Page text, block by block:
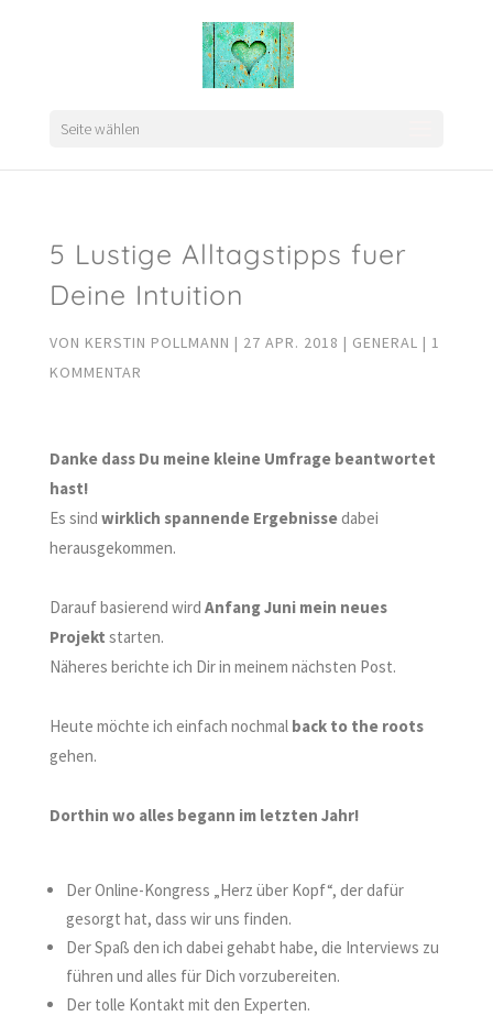
Seite wählen
5 Lustige Alltagstipps fuer
Deine Intuition
VON KERSTIN POLLMANN | 27 APR. 2018 | GENERAL | 1
KOMMENTAR
Danke dass Du meine kleine Umfrage beantwortet
hast!
Es sind wirklich spannende Ergebnissedabei
herausgekommen.
Darauf basierend wird Anfang Juni mein neues
Projekt starten.
Näheres berichte ich Dir in meinem nächsten Post.
Heute möchte ich einfach nochmal back to the roots
gehen.
Dorthin wo alles begann im letzten Jahr!
Der Online-Kongress „Herz über Kopf“, der dafür
gesorgt hat, dass wir uns finden.
Der Spaß den ich dabei gehabt habe, die Interviews zu
führen und alles für Dich vorzubereiten.
Der tolle Kontakt mit den Experten.